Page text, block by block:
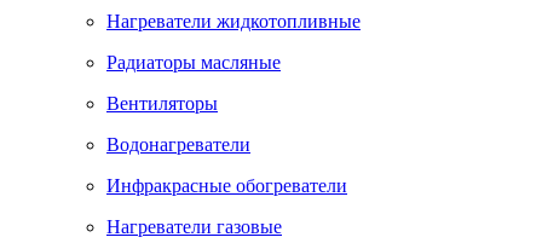
Нагреватели жидкотопливные
Радиаторы масляные
Вентиляторы
Водонагреватели
Инфракрасные обогреватели
Нагреватели газовые